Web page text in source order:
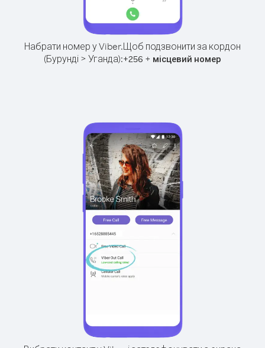
Набрати номер у Viber.Щоб подзвонити за кордон
(Бурунді > Уганда):+256 + місцевий номер